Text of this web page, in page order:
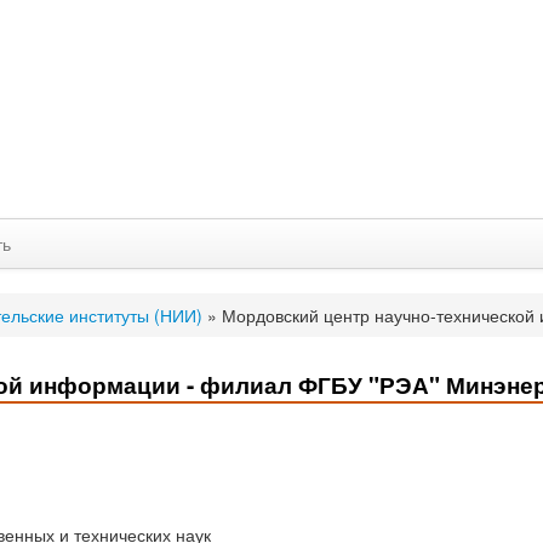
институты (НИИ) » Мордовский центр научно-
информации - филиал ФГБУ "РЭА"
и технических наук